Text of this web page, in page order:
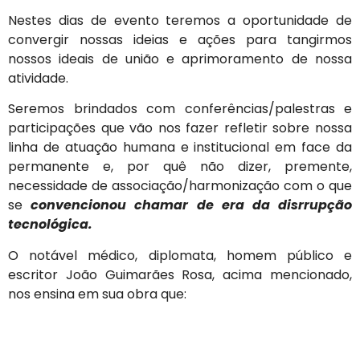
Nestes dias de evento teremos a oportunidade de
convergir nossas ideias e ações para tangirmos
nossos ideais de união e aprimoramento de nossa
atividade.
Seremos brindados com conferências/palestras e
participações que vão nos fazer refletir sobre nossa
linha de atuação humana e institucional em face da
permanente e, por quê não dizer, premente,
necessidade de associação/harmonização com o que
seconvencionou chamar de era da disrrupção
tecnológica.
O notável médico, diplomata, homem público e
escritor João Guimarães Rosa, acima mencionado,
nos ensina em sua obra que: